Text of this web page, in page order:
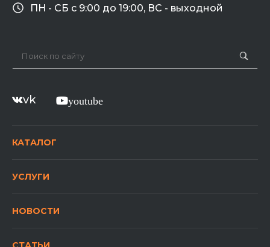
ПН - СБ с 9:00 до 19:00, ВС - выходной
vk youtube
КАТАЛОГ
УСЛУГИ
НОВОСТИ